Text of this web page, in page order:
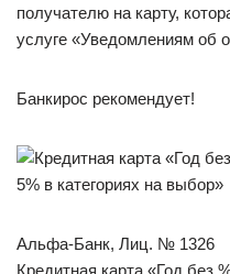
получателю на карту,
услуге «Уведомлениям об
Банкирос рекомендует!
Альфа-Банк, Лиц. № 1326
Кредитная карта «Год без